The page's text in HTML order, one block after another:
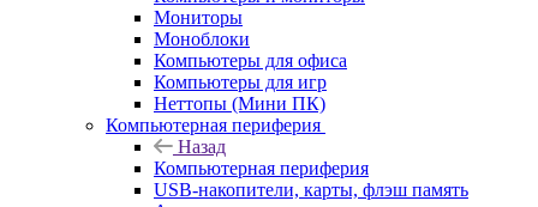
Мониторы
Моноблоки
Компьютеры для офиса
Компьютеры для игр
Неттопы (Мини ПК)
Компьютерная периферия
Назад
Компьютерная периферия
USB-накопители, карты, флэш память